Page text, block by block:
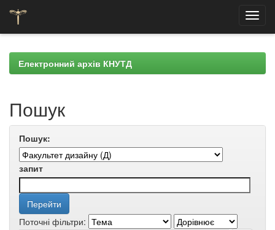
navigationЕлектронний архів КНУТД
Пошук
Пошук:
запит
Поточні фільтри: